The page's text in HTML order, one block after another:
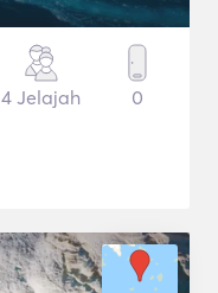
4 Jelajah 0